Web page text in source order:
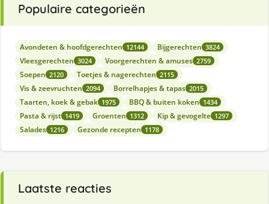
Populaire categorieën
Avondeten & hoofdgerechten 12144 Bijgerechten 3824
Vleesgerechten 3024 Voorgerechten & amuses 2759
Soepen 2120 Toetjes & nagerechten 2115
Vis & zeevruchten 2094 Borrelhapjes & tapas 2015
Taarten, koek & gebak 1975 BBQ & buiten koken 1434
Pasta & rijst 1419 Groenten 1312 Kip & gevogelte 1297
Salades 1216 Gezonde recepten 1178
Laatste reacties